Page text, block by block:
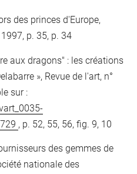
des princes d'Europe,
p. 35, p. 34
aux dragons" : les créations
», Revue de l'art, n°
sur :
, p. 52, 55, 56, fig. 9, 10
des gemmes de
nationale des